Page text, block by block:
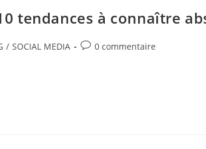
tendances à connaître
/ SOCIAL MEDIA 0 commentaire